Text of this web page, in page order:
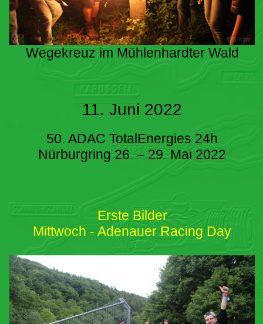
Wegekreuz im Mühlenhardter Wald
11. Juni 2022
50. ADAC TotalEnergies 24h
Nürburgring 26. – 29. Mai 2022
Erste Bilder
Mittwoch - Adenauer Racing Day